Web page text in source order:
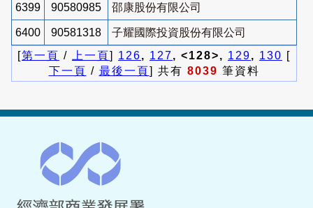
6399 90580985 邵康股份有限公司
6400 90581318
子耀國際投資股份有限公司
[第一頁 / 上一頁] 126, 127, <128>, 129, 130 [
下一頁 / 最後一頁] 共有 8039 筆資料